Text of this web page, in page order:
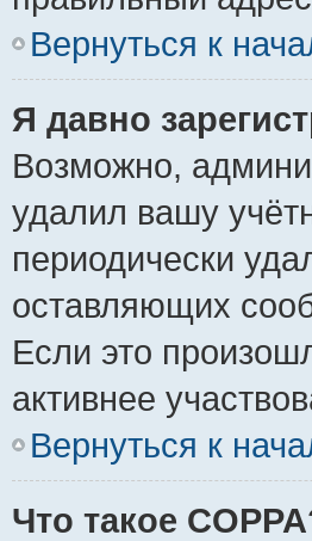
Вернуться к
Я давно
Возможно,
удалил вашу
периодически
оставляющих
Если это
активнее
Вернуться к
Что такое